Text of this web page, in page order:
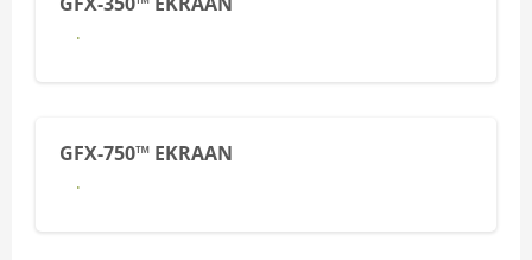
Lähemalt
GFX-750™ EKRAAN
Lähemalt